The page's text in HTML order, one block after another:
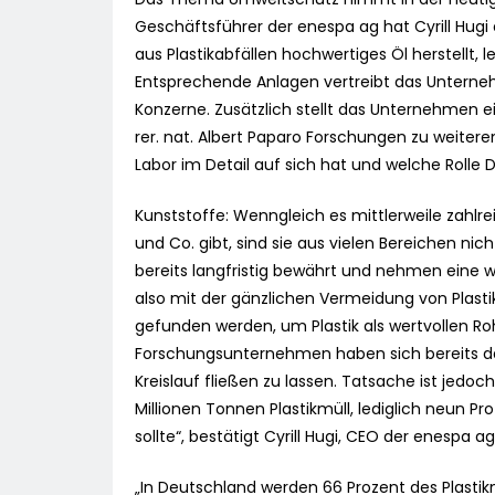
Geschäftsführer der enespa ag hat Cyrill
aus Plastikabfällen hochwertiges Öl herstellt,
Entsprechende Anlagen vertreibt das
Konzerne. Zusätzlich stellt das Unternehmen
rer. nat. Albert Paparo Forschungen zu
Labor im Detail auf sich hat und welche Rolle
Kunststoffe: Wenngleich es mittlerweile
und Co. gibt, sind sie aus vielen Bereichen
bereits langfristig bewährt und nehmen eine
also mit der gänzlichen Vermeidung von
gefunden werden, um Plastik als wertvollen
Forschungsunternehmen haben sich bereits
Kreislauf fließen zu lassen. Tatsache ist
Millionen Tonnen Plastikmüll, lediglich neun
sollte“, bestätigt Cyrill Hugi, CEO der enespa
„In Deutschland werden 66 Prozent des